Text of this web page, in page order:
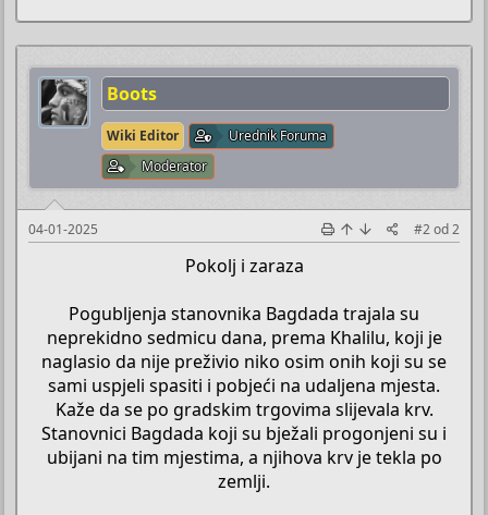
Boots
Wiki Editor
Urednik Foruma
Moderator
04-01-2025 #2od2
Pokolj i zaraza
Pogubljenja stanovnika Bagdada trajala su
neprekidno sedmicu dana, prema Khalilu, koji je
naglasio da nije preživio niko osim onih koji su se
sami uspjeli spasiti i pobjeći na udaljena mjesta.
Kaže da se po gradskim trgovima slijevala krv.
Stanovnici Bagdada koji su bježali progonjeni su i
ubijani na tim mjestima, a njihova krv je tekla po
zemlji.